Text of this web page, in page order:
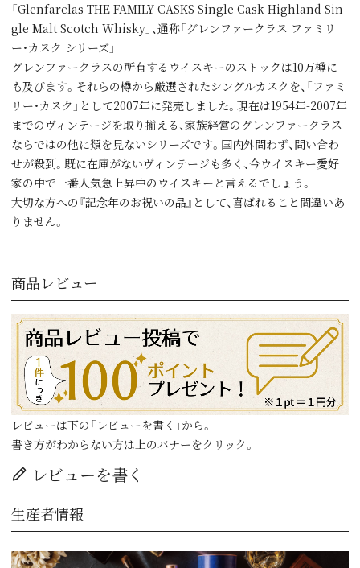
「Glenfarclas THE FAMILY CASKS Single Cask Highland Sin
gle Malt Scotch Whisky」、通称「グレンファークラス ファミリ
ー・カスク シリーズ」
グレンファークラスの所有するウイスキーのストックは10万樽に
も及びます。それらの樽から厳選されたシングルカスクを、「ファミ
リー・カスク」として2007年に発売しました。現在は1954年-2007年
までのヴィンテージを取り揃える、家族経営のグレンファークラス
ならではの他に類を見ないシリーズです。国内外問わず、問い合わ
せが殺到。既に在庫がないヴィンテージも多く、今ウイスキー愛好
家の中で一番人気急上昇中のウイスキーと言えるでしょう。
大切な方への『記念年のお祝いの品』として、喜ばれること間違いあ
りません。
商品レビュー
レビューは下の「レビューを書く」から。
書き方がわからない方は上のバナーをクリック。
レビューを書く
生産者情報